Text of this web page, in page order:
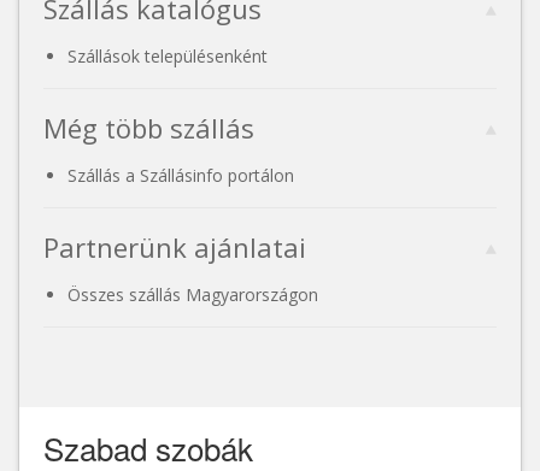
Szállás katalógus
Szállások településenként
Még több szállás
Szállás a Szállásinfo portálon
Partnerünk ajánlatai
Összes szállás Magyarországon
Szabad szobák